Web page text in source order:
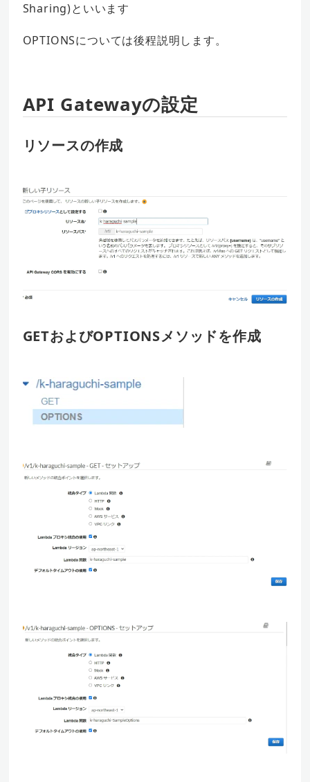
Sharing)といいます
OPTIONSについては後程説明します。
API Gatewayの設定
リソースの作成
GETおよびOPTIONSメソッドを作成